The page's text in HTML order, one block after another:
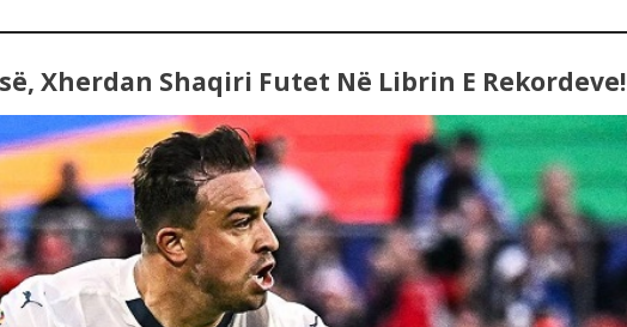
Xherdan Shaqiri Futet Në Librin E Rekordeve!